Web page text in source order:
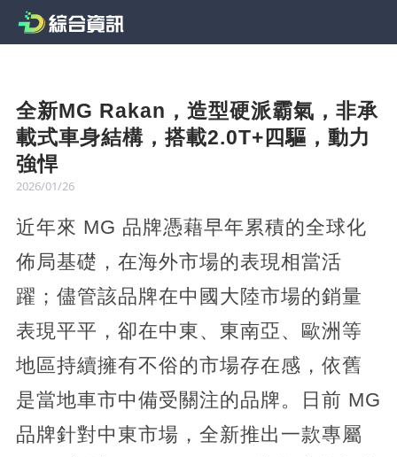
全新MG Rakan，造型硬派霸氣，非承
載式車身結構，搭載2.0T+四驅，動力
強悍
2026/01/26
近年來 MG 品牌憑藉早年累積的全球化
佈局基礎，在海外市場的表現相當活
躍；儘管該品牌在中國大陸市場的銷量
表現平平，卻在中東、東南亞、歐洲等
地區持續擁有不俗的市場存在感，依舊
是當地車市中備受關注的品牌。日前 MG
品牌針對中東市場，全新推出一款專屬